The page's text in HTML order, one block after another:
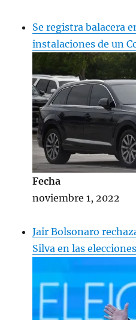
Se registra balacera
instalaciones de un
Fecha
noviembre 1, 2022
Jair Bolsonaro
Silva en las